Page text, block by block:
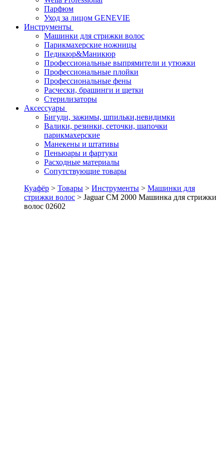
Парфюм
Уход за лицом GENEVIE
Инструменты
Машинки для стрижки волос
Парикмахерские ножницы
Педикюр&Маникюр
Профессиональные выпрямители и утюжки
Профессиональные плойки
Профессиональные фены
Расчески, брашинги и щетки
Стерилизаторы
Аксессуары
Бигуди, зажимы, шпильки,невидимки
Валики, резинки, сеточки, шапочки
парикмахерские
Манекены и штативы
Пеньюары и фартуки
Расходные материалы
Сопутствующие товары
Куафёр > Товары > Инструменты > Машинки для
стрижки волос > Jaguar CM 2000 Машинка для стрижки
волос 02602